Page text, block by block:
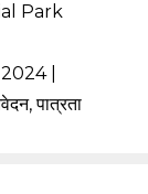
Park
|
पात्रता